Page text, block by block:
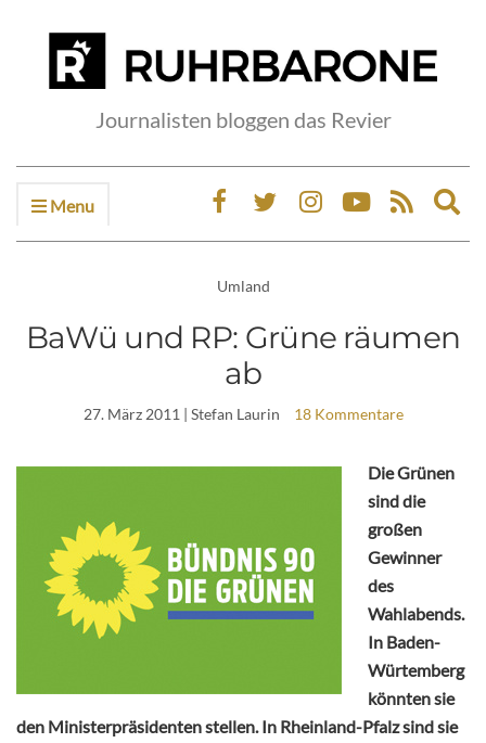
Journalisten bloggen das Revier
Menu
Umland
BaWü und RP: Grüne räumen
ab
27. März 2011 | Stefan Laurin 18 Kommentare
Die Grünen
sind die
großen
Gewinner
des
Wahlabends.
In Baden-
Würtemberg
könnten sie
den Ministerpräsidenten stellen. In Rheinland-Pfalz sind sie